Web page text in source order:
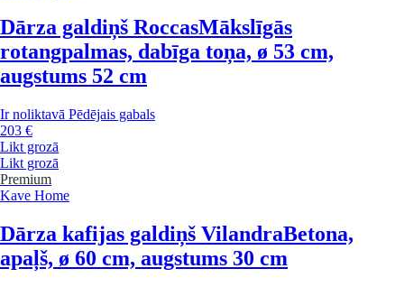
Dārza galdiņš RoccasMākslīgās
rotangpalmas, dabīga toņa, ø 53 cm,
augstums 52 cm
Ir noliktavā Pēdējais gabals
203 €
Likt grozā
Likt grozā
Premium
Kave Home
Dārza kafijas galdiņš VilandraBetona,
apaļš, ø 60 cm, augstums 30 cm